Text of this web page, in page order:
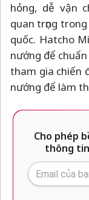
hỏng, dễ vận
quan trọng
quốc. Hatcho
nướng để
tham gia chiến
nướng để làm
Cho phép
thông